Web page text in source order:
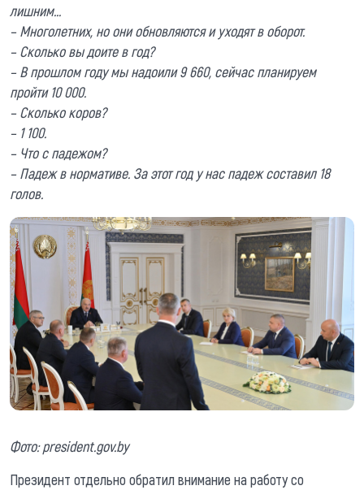
лишним...
– Многолетних, но они обновляются и уходят в оборот.
– Сколько вы доите в год?
– В прошлом году мы надоили 9 660, сейчас планируем
пройти 10 000.
– Сколько коров?
– 1 100.
– Что с падежом?
– Падеж в нормативе. За этот год у нас падеж составил 18
голов.
Фото: president.gov.by
Президент отдельно обратил внимание на работу со